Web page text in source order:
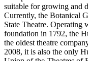
suitable for growing and
Currently, the Botanical
State Theatre. Operating
foundation in 1792, the
the oldest theatre
2008, it is also the only